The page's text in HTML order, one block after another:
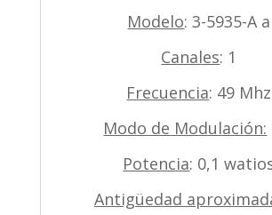
Modelo: 3-5935-A a
Canales: 1
Frecuencia: 49 Mhz
Modo de Modulación:
Potencia: 0,1
Antigüedad